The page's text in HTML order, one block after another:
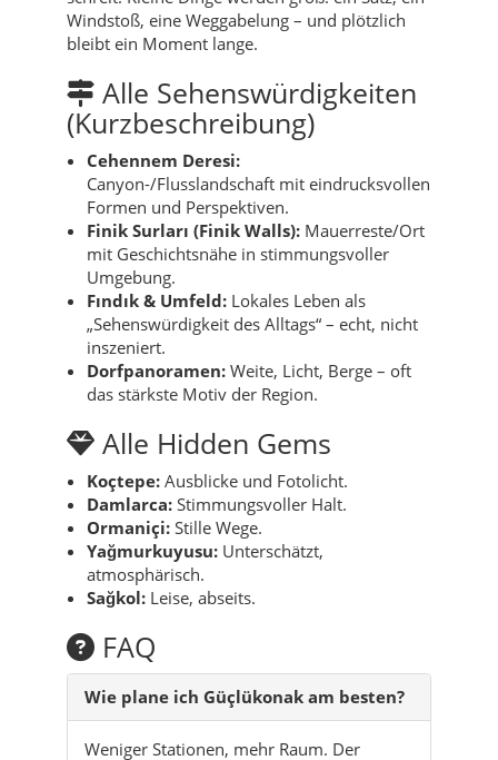
Windstoß, eine Weggabelung – und plötzlich
bleibt ein Moment lange.
Alle Sehenswürdigkeiten
(Kurzbeschreibung)
Cehennem Deresi:
Canyon-/Flusslandschaft mit eindrucksvollen
Formen und Perspektiven.
Finik Surları (Finik Walls): Mauerreste/Ort
mit Geschichtsnähe in stimmungsvoller
Umgebung.
Fındık & Umfeld: Lokales Leben als
„Sehenswürdigkeit des Alltags“ – echt, nicht
inszeniert.
Dorfpanoramen: Weite, Licht, Berge – oft
das stärkste Motiv der Region.
Alle Hidden Gems
Koçtepe: Ausblicke und Fotolicht.
Damlarca: Stimmungsvoller Halt.
Ormaniçi: Stille Wege.
Yağmurkuyusu: Unterschätzt,
atmosphärisch.
Sağkol: Leise, abseits.
FAQ
Wie plane ich Güçlükonak am besten?
Weniger Stationen, mehr Raum. Der